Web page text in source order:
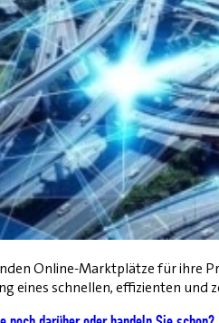
Online-Marktplätze für ihre
eines schnellen, effizienten und